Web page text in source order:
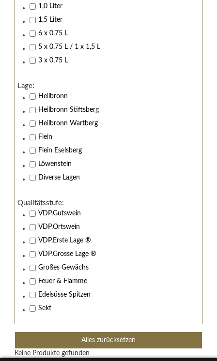
1,0 Liter
1,5 Liter
6 x 0,75 L
5 x 0,75 L / 1 x 1,5 L
3 x 0,75 L
Lage:
Heilbronn
Heilbronn Stiftsberg
Heilbronn Wartberg
Flein
Flein Eselsberg
Löwenstein
Diverse Lagen
Qualitätsstufe:
VDP.Gutswein
VDP.Ortswein
VDP.Erste Lage ®
VDP.Grosse Lage ®
Großes Gewächs
Feuer & Flamme
Edelsüsse Spitzen
Sekt
Alles zurücksetzen
Keine Produkte gefunden